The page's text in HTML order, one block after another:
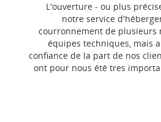
L'ouverture - ou plus
notre service
courronnement de plusieurs
équipes techniques, mais
confiance de la part de nos
ont pour nous été tres